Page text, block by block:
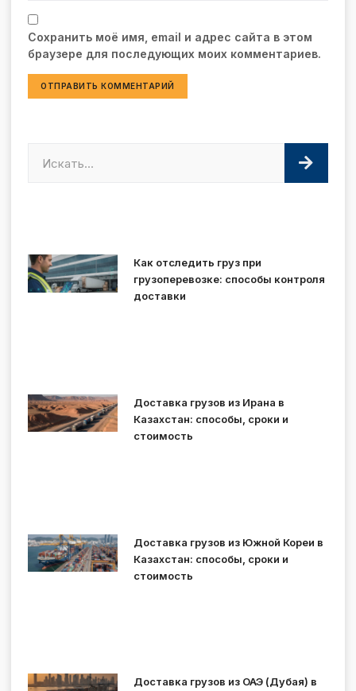
Сохранить моё имя, email и адрес сайта в этом
браузере для последующих моих комментариев.
Как отследить груз при
грузоперевозке: способы контроля
доставки
Доставка грузов из Ирана в
Казахстан: способы, сроки и
стоимость
Доставка грузов из Южной Кореи в
Казахстан: способы, сроки и
стоимость
Доставка грузов из ОАЭ (Дубая) в